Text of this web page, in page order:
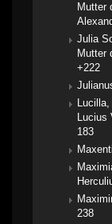
Mutter
Julia
Mutter
+222
Lucius
183
238